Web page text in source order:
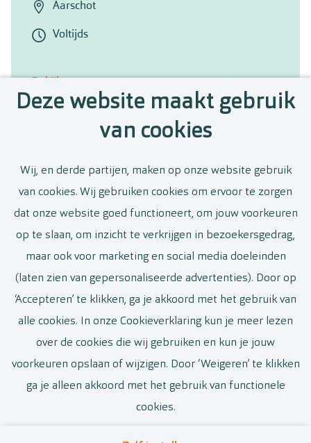
Deze website maakt gebruik
van cookies
Wij, en derde partijen, maken op onze website gebruik
van cookies. Wij gebruiken cookies om ervoor te zorgen
dat onze website goed functioneert, om jouw voorkeuren
op te slaan, om inzicht te verkrijgen in bezoekersgedrag,
maar ook voor marketing en social media doeleinden
(laten zien van gepersonaliseerde advertenties). Door op
‘Accepteren’ te klikken, ga je akkoord met het gebruik van
alle cookies. In onze Cookieverklaring kun je meer lezen
over de cookies die wij gebruiken en kun je jouw
voorkeuren opslaan of wijzigen. Door ‘Weigeren’ te klikken
ga je alleen akkoord met het gebruik van functionele
cookies.
Aarschot
Voltijds
Zelfstandig zaakvoerder Brussel
Louizalaan
Brussel
Voltijds
Bekijk vacature